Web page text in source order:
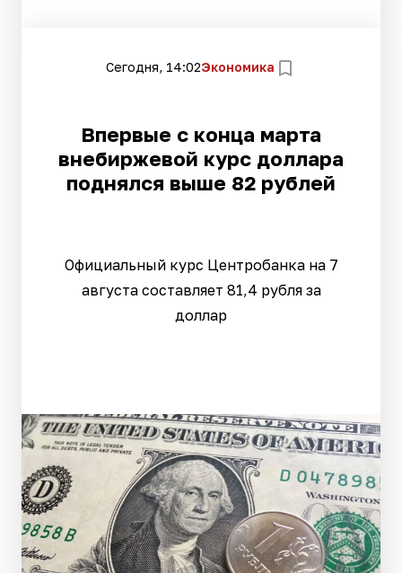
Сегодня, 14:02Экономика
Впервые с конца марта
внебиржевой курс доллара
поднялся выше 82 рублей
Официальный курс Центробанка на 7
августа составляет 81,4 рубля за
доллар